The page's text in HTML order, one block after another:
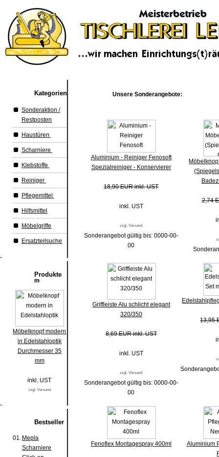
Kategorien
Sonderaktion /
Restposten
Haustüren
Scharniere
Klebstoffe
Reiniger
Pflegemittel
Hilfsmittel
Möbelgriffe
Ersatzteilsuche
Produkte
Möbelknopf modern
in Edelstahloptik
Durchmesser 35
mm
inkl. UST
zzgl. Versand
Bestseller
01. Mepla
Scharniere
Unsere Sonderangebote:
Aluminium - Reiniger Fenosoft
Spezialreiniger - Konservierer
18,90 EUR inkl. UST
inkl. UST
zzgl. Versand
Sonderangebot gültig bis: 0000-00-
00
2,74
Griffleiste Alu schlicht elegant
320/350
8,69 EUR inkl. UST
inkl. UST
zzgl. Versand
Sonderangebot gültig bis: 0000-00-
00
13,95
Fenoflex Montagespray 400ml
Aluminium